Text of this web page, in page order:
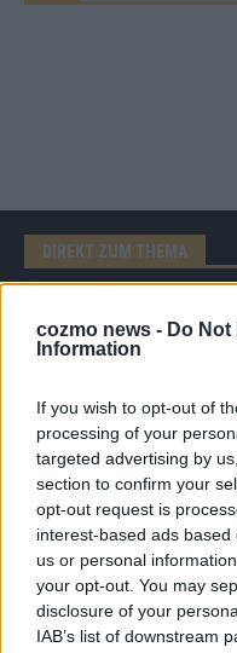
cozmo news - Do Not
Information
If you wish to opt-out of
processing of your
targeted advertising by
section to confirm your
opt-out request is
interest-based ads
us or personal
your opt-out. You may
disclosure of your
IAB’s list of downstream
DIREKT ZUM THEMA
Politik & Co
Money Matters
Brainpower
Meinung
Streams & Storys
FLASH – DAS VIDEOPORTAL